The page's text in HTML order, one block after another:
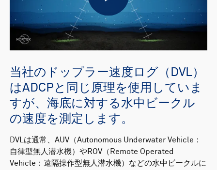
当社のドップラー速度ログ（DVL）
はADCPと同じ原理を使用していま
すが、海底に対する水中ビークル
の速度を測定します。
DVLは通常、AUV（Autonomous Underwater Vehicle：
自律型無人潜水機）やROV（Remote Operated
Vehicle：遠隔操作型無人潜水機）などの水中ビークルに